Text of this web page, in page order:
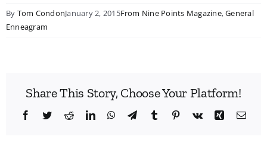
By Tom CondonJanuary 2, 2015From Nine Points Magazine,General
Enneagram
Share This Story, Choose Your Platform!
Facebook
TwitterRedditLinkedInWhatsApp
TelegramTumblr Pinterest
Vk Xing